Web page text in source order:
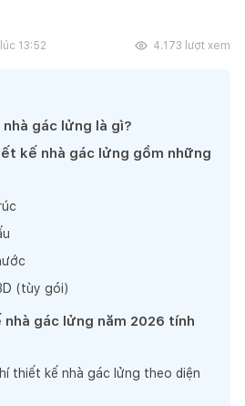
13:52 4.173 lượt xem
gác lửng là gì?
kế nhà gác lửng gồm những
(tùy gói)
gác lửng năm 2026 tính
thiết kế nhà gác lửng theo diện